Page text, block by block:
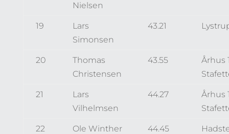
Nielsen
19
Lars
Simonsen
43.21
20
Thomas
Christensen
43.55
Århus
21
Lars
Vilhelmsen
44.27
Århus
22 Ole Winther 44.45